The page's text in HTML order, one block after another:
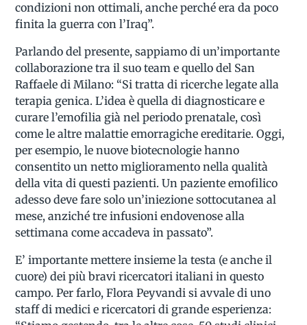
condizioni non ottimali, anche perché era da poco
finita la guerra con l’Iraq”.
Parlando del presente, sappiamo di un’importante
collaborazione tra il suo team e quello del San
Raffaele di Milano: “Si tratta di ricerche legate alla
terapia genica. L’idea è quella di diagnosticare e
curare l’emofilia già nel periodo prenatale, così
come le altre malattie emorragiche ereditarie. Oggi,
per esempio, le nuove biotecnologie hanno
consentito un netto miglioramento nella qualità
della vita di questi pazienti. Un paziente emofilico
adesso deve fare solo un’iniezione sottocutanea al
mese, anziché tre infusioni endovenose alla
settimana come accadeva in passato”.
E’ importante mettere insieme la testa (e anche il
cuore) dei più bravi ricercatori italiani in questo
campo. Per farlo, Flora Peyvandi si avvale di uno
staff di medici e ricercatori di grande esperienza: